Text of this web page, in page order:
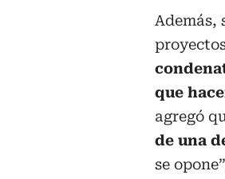
Además,
que
agregó
de una
se